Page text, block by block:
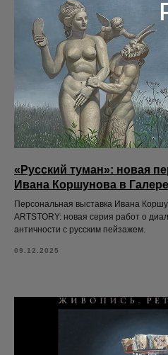
«Русский туман»: новая
Ивана Коршунова в
Персональная выставка Ивана
ARTSTORY: новая серия работ о
античности с русским пейзажем.
09.12.2025